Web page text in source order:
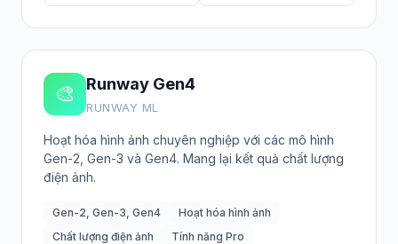
🎨 Runway Gen4
RUNWAY ML
Hoạt hóa hình ảnh chuyên nghiệp với các mô hình
Gen-2, Gen-3 và Gen4. Mang lại kết quả chất lượng
điện ảnh.
Gen-2, Gen-3, Gen4
Hoạt hóa hình ảnh
Chất lượng điện ảnh
Tính năng Pro